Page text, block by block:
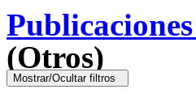
(Otros)